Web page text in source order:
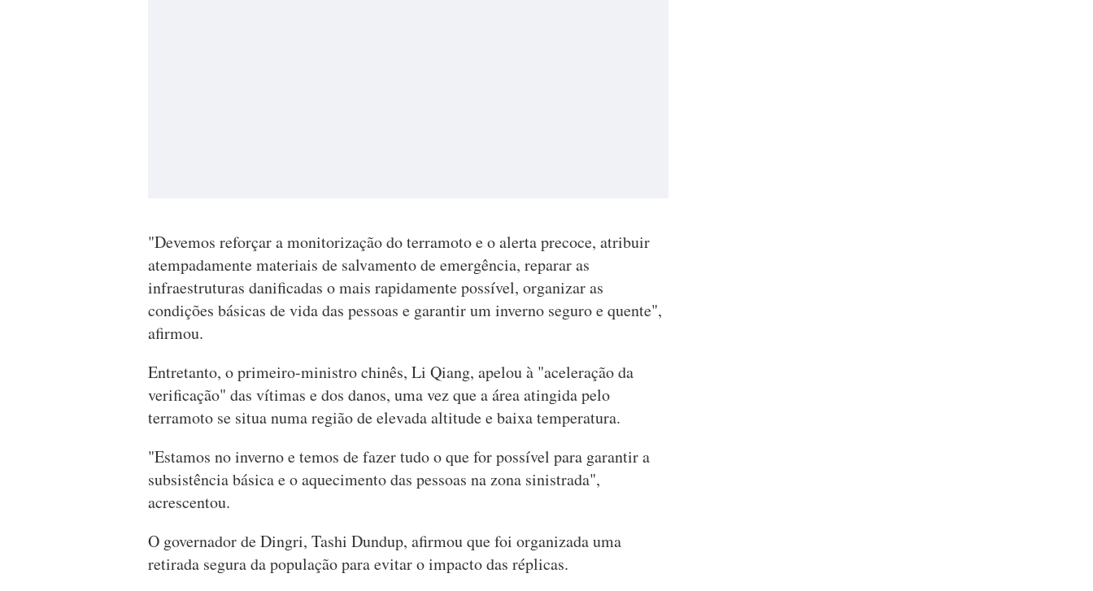
"Devemos reforçar a monitorização do terramoto e o alerta precoce, atribuir
atempadamente materiais de salvamento de emergência, reparar as
infraestruturas danificadas o mais rapidamente possível, organizar as
condições básicas de vida das pessoas e garantir um inverno seguro e quente",
afirmou.
Entretanto, o primeiro-ministro chinês, Li Qiang, apelou à "aceleração da
verificação" das vítimas e dos danos, uma vez que a área atingida pelo
terramoto se situa numa região de elevada altitude e baixa temperatura.
"Estamos no inverno e temos de fazer tudo o que for possível para garantir a
subsistência básica e o aquecimento das pessoas na zona sinistrada",
acrescentou.
O governador de Dingri, Tashi Dundup, afirmou que foi organizada uma
retirada segura da população para evitar o impacto das réplicas.